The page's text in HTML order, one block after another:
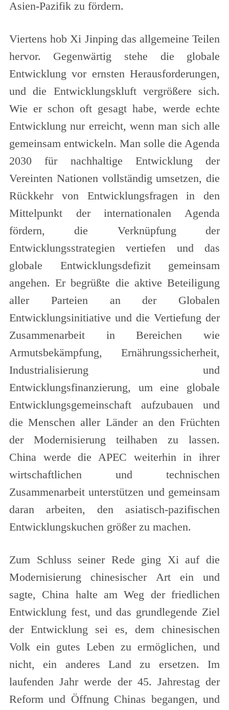
Asien-Pazifik zu fördern.
Viertens hob Xi Jinping das allgemeine Teilen
hervor. Gegenwärtig stehe die globale
Entwicklung vor ernsten Herausforderungen,
und die Entwicklungskluft vergrößere sich.
Wie er schon oft gesagt habe, werde echte
Entwicklung nur erreicht, wenn man sich alle
gemeinsam entwickeln. Man solle die Agenda
2030 für nachhaltige Entwicklung der
Vereinten Nationen vollständig umsetzen, die
Rückkehr von Entwicklungsfragen in den
Mittelpunkt der internationalen Agenda
fördern, die Verknüpfung der
Entwicklungsstrategien vertiefen und das
globale Entwicklungsdefizit gemeinsam
angehen. Er begrüßte die aktive Beteiligung
aller Parteien an der Globalen
Entwicklungsinitiative und die Vertiefung der
Zusammenarbeit in Bereichen wie
Armutsbekämpfung, Ernährungssicherheit,
Industrialisierung und
Entwicklungsfinanzierung, um eine globale
Entwicklungsgemeinschaft aufzubauen und
die Menschen aller Länder an den Früchten
der Modernisierung teilhaben zu lassen.
China werde die APEC weiterhin in ihrer
wirtschaftlichen und technischen
Zusammenarbeit unterstützen und gemeinsam
daran arbeiten, den asiatisch-pazifischen
Entwicklungskuchen größer zu machen.
Zum Schluss seiner Rede ging Xi auf die
Modernisierung chinesischer Art ein und
sagte, China halte am Weg der friedlichen
Entwicklung fest, und das grundlegende Ziel
der Entwicklung sei es, dem chinesischen
Volk ein gutes Leben zu ermöglichen, und
nicht, ein anderes Land zu ersetzen. Im
laufenden Jahr werde der 45. Jahrestag der
Reform und Öffnung Chinas begangen, und